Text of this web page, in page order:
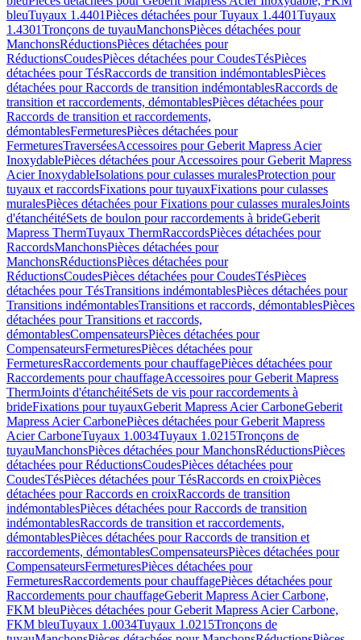
bleuTuyaux 1.4401Pièces détachées pour Tuyaux 1.4401Tuyaux
1.4301Tronçons de tuyauManchonsPièces détachées pour
ManchonsRéductionsPièces détachées pour
RéductionsCoudesPièces détachées pour CoudesTésPièces
détachées pour TésRaccords de transition indémontablesPièces
détachées pour Raccords de transition indémontablesRaccords de
transition et raccordements, démontablesPièces détachées pour
Raccords de transition et raccordements,
démontablesFermeturesPièces détachées pour
FermeturesTraverséesAccessoires pour Geberit Mapress Acier
InoxydablePièces détachées pour Accessoires pour Geberit Mapress
Acier InoxydableIsolations pour culasses muralesProtection pour
tuyaux et raccordsFixations pour tuyauxFixations pour culasses
muralesPièces détachées pour Fixations pour culasses muralesJoints
d'étanchéitéSets de boulon pour raccordements à brideGeberit
Mapress ThermTuyaux ThermRaccordsPièces détachées pour
RaccordsManchonsPièces détachées pour
ManchonsRéductionsPièces détachées pour
RéductionsCoudesPièces détachées pour CoudesTésPièces
détachées pour TésTransitions indémontablesPièces détachées pour
Transitions indémontablesTransitions et raccords, démontablesPièces
détachées pour Transitions et raccords,
démontablesCompensateursPièces détachées pour
CompensateursFermeturesPièces détachées pour
FermeturesRaccordements pour chauffagePièces détachées pour
Raccordements pour chauffageAccessoires pour Geberit Mapress
ThermJoints d'étanchéitéSets de vis pour raccordements à
brideFixations pour tuyauxGeberit Mapress Acier CarboneGeberit
Mapress Acier CarbonePièces détachées pour Geberit Mapress
Acier CarboneTuyaux 1.0034Tuyaux 1.0215Tronçons de
tuyauManchonsPièces détachées pour ManchonsRéductionsPièces
détachées pour RéductionsCoudesPièces détachées pour
CoudesTésPièces détachées pour TésRaccords en croixPièces
détachées pour Raccords en croixRaccords de transition
indémontablesPièces détachées pour Raccords de transition
indémontablesRaccords de transition et raccordements,
démontablesPièces détachées pour Raccords de transition et
raccordements, démontablesCompensateursPièces détachées pour
CompensateursFermeturesPièces détachées pour
FermeturesRaccordements pour chauffagePièces détachées pour
Raccordements pour chauffageGeberit Mapress Acier Carbone,
FKM bleuPièces détachées pour Geberit Mapress Acier Carbone,
FKM bleuTuyaux 1.0034Tuyaux 1.0215Tronçons de